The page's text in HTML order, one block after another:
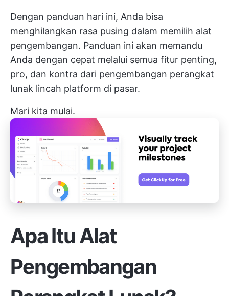
Dengan panduan hari ini, Anda bisa
menghilangkan rasa pusing dalam memilih alat
pengembangan. Panduan ini akan memandu
Anda dengan cepat melalui semua fitur penting,
pro, dan kontra dari pengembangan perangkat
lunak lincah platform di pasar.
Mari kita mulai.
Apa Itu Alat
Pengembangan